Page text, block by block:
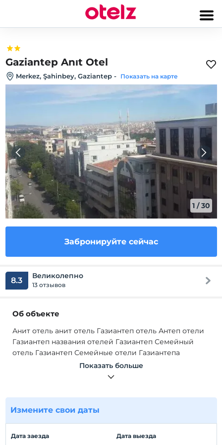
Gaziantep Anıt Otel
Merkez, Şahinbey, Gaziantep - Показать на карте
1 /30
Забронируйте сейчас
8.3 Великолепно
13 отзывов
Об объекте
Анит отель анит отель Газиантеп отель Антеп отели
Газиантеп названия отелей Газиантеп Семейный
отель Газиантеп Семейные отели Газиантепа
Семейные отели Газиантепа Где остановиться в
Газиантепе Лучшие отели Газиантепа Ярмарка
Газиантеп цены на отели в Газиантепе отели в
Газиантепе отели в Газиантепе советы по отелям в
удобный отель в торгово-выставочном центре
Показать больше
Измените свои даты
Дата заезда Дата выезда